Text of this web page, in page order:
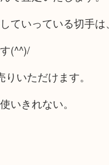
ていっている切手は、
(^^)/
いただけます。
いきれない。